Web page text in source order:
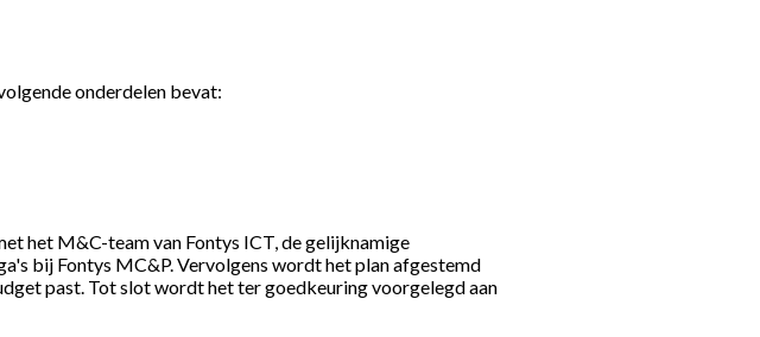
onderdelen bevat:
het M&C-team van Fontys ICT, de gelijknamige
bij Fontys MC&P. Vervolgens wordt het plan afgestemd
past. Tot slot wordt het ter goedkeuring voorgelegd aan